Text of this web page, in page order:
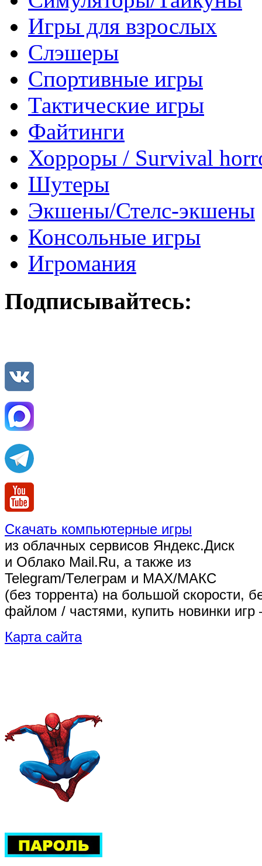
Игры для взрослых
Слэшеры
Спортивные игры
Тактические игры
Файтинги
Хорроры / Survival
Шутеры
Экшены/Стелс-экшены
Консольные игры
Игромания
Подписывайтесь:
Скачать компьютерные игры
из облачных сервисов Яндекс.Диск
и Облако Mail.Ru, а также из
Telegram/Телеграм и MAX/МАКС
(без торрента) на большой скорости,
файлом / частями, купить новинки
Карта сайта